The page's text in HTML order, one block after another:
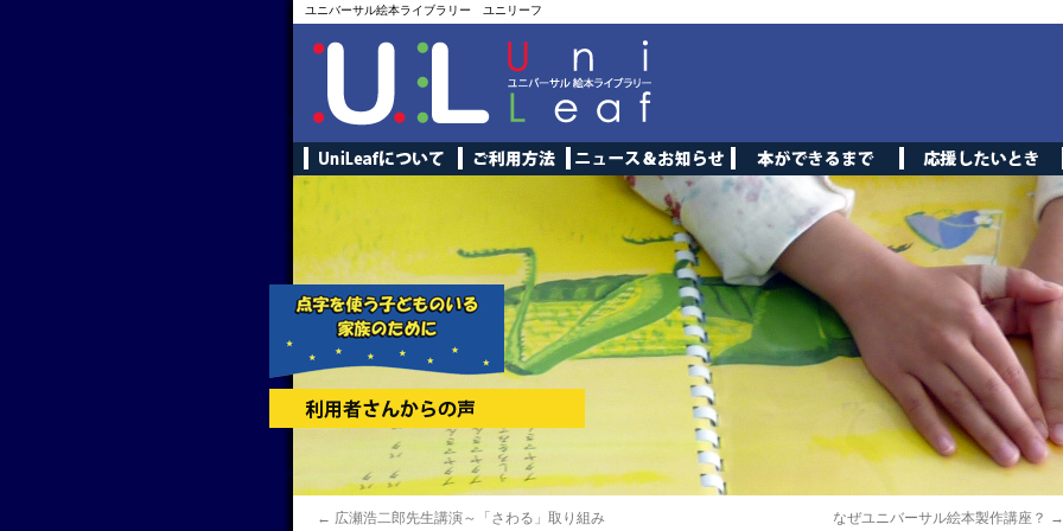
ユニバーサル絵本ライブラリー ユニリーフ
← 広瀬浩二郎先生講演～「さわる」取り組み なぜユニバーサル絵本製作講座？ →